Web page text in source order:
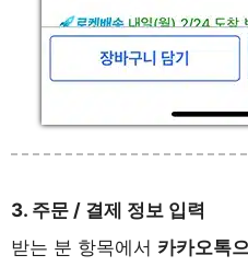
3. 주문 / 결제 정보 입력
받는 분 항목에서 카카오톡